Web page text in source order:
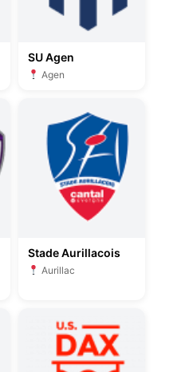
SU Agen
Agen
Stade Aurillacois
Aurillac